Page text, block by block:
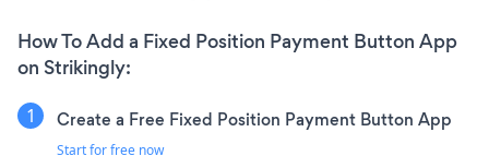
How To Add a Fixed Position Payment Button App
on Strikingly:
Create a Free Fixed Position Payment Button App
Start for free now